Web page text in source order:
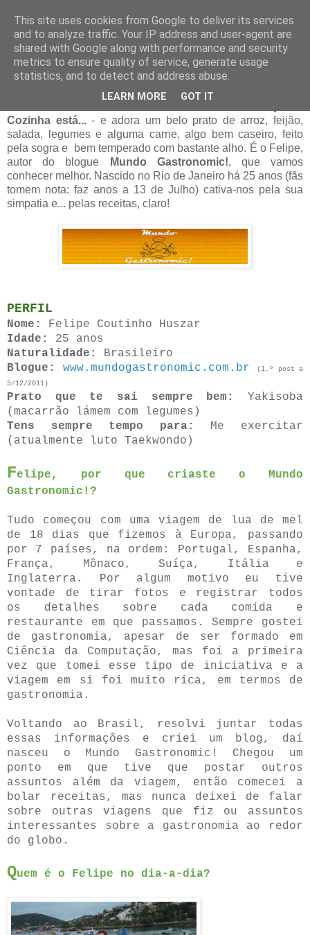
14 maio 2013
Hoje na Cozinha está... Mundo
Gastronomic!
Cozinha está...- e adora um belo prato de arroz, feijão,
salada, legumes e alguma carne, algo bem caseiro, feito
pela sogra e bem temperado com bastante alho. É o Felipe,
autor do blogue
Mundo Gastronomic!, que vamos
conhecer melhor. Nascido no Rio de Janeiro há 25 anos (fãs
tomem nota: faz anos a 13 de Julho) cativa-nos pela sua
simpatia e... pelas receitas, claro!
PERFIL
Nome:
Felipe Coutinho Huszar
Idade:
25 anos
Naturalidade:
Brasileiro
Blogue:
www.mundogastronomic.com.br
(1.º post a
5/12/2011)
Prato que te sai sempre bem:
Yakisoba
(macarrão lámem com legumes)
Tens sempre tempo para:
Me exercitar
(atualmente luto Taekwondo)
Felipe, por que criaste o Mundo
Gastronomic!?
Tudo começou com uma viagem de lua de mel
de 18 dias que fizemos à Europa, passando
por 7 países, na ordem: Portugal, Espanha,
França, Mônaco, Suíça, Itália e
Inglaterra. Por algum motivo eu tive
vontade de tirar fotos e registrar todos
os detalhes sobre cada comida e
restaurante em que passamos. Sempre gostei
de gastronomia, apesar de ser formado em
Ciência da Computação, mas foi a primeira
vez que tomei esse tipo de iniciativa e a
viagem em si foi muito rica, em termos de
gastronomia.
Voltando ao Brasil, resolvi juntar todas
essas informações e criei um blog, daí
nasceu o Mundo Gastronomic! Chegou um
ponto em que tive que postar outros
assuntos além da viagem, então comecei a
bolar receitas, mas nunca deixei de falar
sobre outras viagens que fiz ou assuntos
interessantes sobre a gastronomia ao redor
do globo.
Quem é o Felipe no dia-a-dia?
This site uses cookies from Google to deliver its services
and to analyze traffic. Your IP address and user-agent are
shared with Google along with performance and security
metrics to ensure quality of service, generate usage
statistics, and to detect and address abuse.
LEARN MORE GOT IT